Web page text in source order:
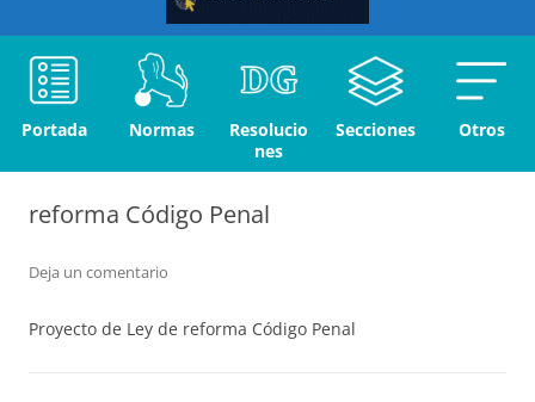
Portada Normas
Resolucio
nes
Secciones Otros
reforma Código Penal
Deja un comentario
Proyecto de Ley de reforma Código Penal